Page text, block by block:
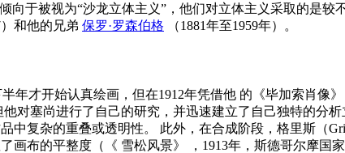
向于被视为“沙龙立体主义”，他们对立体主义采取的是
）和他的兄弟 保罗·罗森伯格 （1881年至1959年）。
年才开始认真绘画，但在1912年凭借他 的《毕加索肖像》
对塞尚进行了自己的研究，并迅速建立了自己独特的分
中复杂的重叠或透明性。 此外，在合成阶段，格里斯（
画布的平整度（《 雪松风景》 ，1913年，斯德哥尔摩国